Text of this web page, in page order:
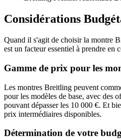
Considérations
Quand il s'agit de choisir la montre
est un facteur essentiel à prendre en
Gamme de prix pour les
Les montres Breitling peuvent
pour les modèles de base, avec des
pouvant dépasser les 10 000 €. Et
prix intermédiaires disponibles.
Détermination de votre